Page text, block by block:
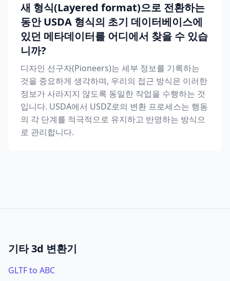
새 형식(Layered format)으로 전환하는
동안 USDA 형식의 초기 데이터베이스에
있던 메타데이터를 어디에서 찾을 수 있습
니까?
디자인 선구자(Pioneers)는 세부 정보를 기록하는
것을 중요하게 생각하며, 우리의 접근 방식은 이러한
정보가 사라지지 않도록 동일한 작업을 수행하는 것
입니다. USDA에서 USDZ로의 변환 프로세스는 행동
의 각 단계를 적극적으로 유지하고 반영하는 방식으
로 관리합니다.
기타 3d 변환기
GLTF to ABC